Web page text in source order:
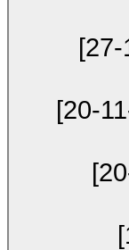
[27-
[20-